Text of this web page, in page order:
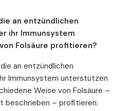
an entzündlichen
ihr Immunsystem
Folsäure profitieren?
an entzündlichen
Immunsystem unterstützen
Weise von Folsäure –
beschrieben – profitieren: